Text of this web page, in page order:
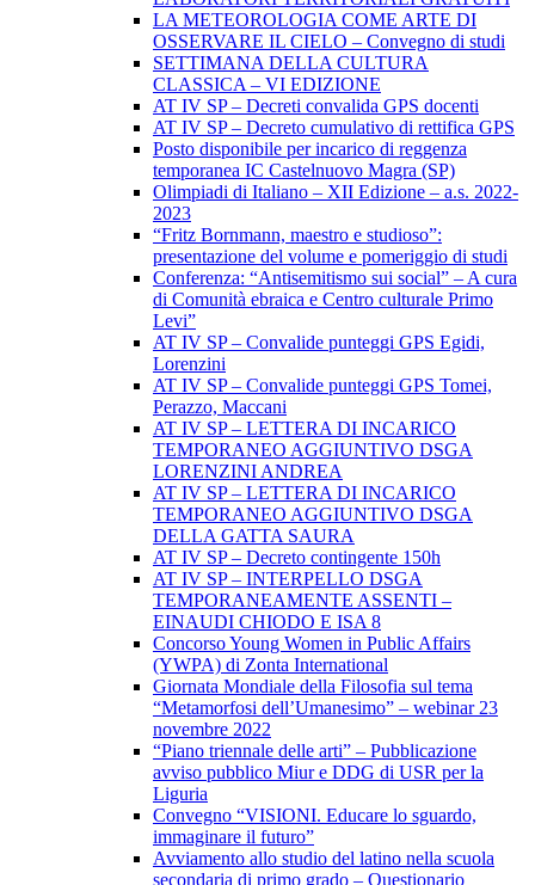
LA METEOROLOGIA COME ARTE DI
OSSERVARE IL CIELO – Convegno di studi
SETTIMANA DELLA CULTURA
CLASSICA – VI EDIZIONE
AT IV SP – Decreti convalida GPS docenti
AT IV SP – Decreto cumulativo di rettifica GPS
Posto disponibile per incarico di reggenza
temporanea IC Castelnuovo Magra (SP)
Olimpiadi di Italiano – XII Edizione – a.s. 2022-
2023
“Fritz Bornmann, maestro e studioso”:
presentazione del volume e pomeriggio di studi
Conferenza: “Antisemitismo sui social” – A cura
di Comunità ebraica e Centro culturale Primo
Levi”
AT IV SP – Convalide punteggi GPS Egidi,
Lorenzini
AT IV SP – Convalide punteggi GPS Tomei,
Perazzo, Maccani
AT IV SP – LETTERA DI INCARICO
TEMPORANEO AGGIUNTIVO DSGA
LORENZINI ANDREA
AT IV SP – LETTERA DI INCARICO
TEMPORANEO AGGIUNTIVO DSGA
DELLA GATTA SAURA
AT IV SP – Decreto contingente 150h
AT IV SP – INTERPELLO DSGA
TEMPORANEAMENTE ASSENTI –
EINAUDI CHIODO E ISA 8
Concorso Young Women in Public Affairs
(YWPA) di Zonta International
Giornata Mondiale della Filosofia sul tema
“Metamorfosi dell’Umanesimo” – webinar 23
novembre 2022
“Piano triennale delle arti” – Pubblicazione
avviso pubblico Miur e DDG di USR per la
Liguria
Convegno “VISIONI. Educare lo sguardo,
immaginare il futuro”
Avviamento allo studio del latino nella scuola
secondaria di primo grado – Questionario